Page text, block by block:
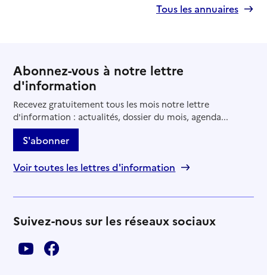
Tous les annuaires
Abonnez-vous à notre lettre
d'information
Recevez gratuitement tous les mois notre lettre
d'information : actualités, dossier du mois, agenda...
S'abonner
Voir toutes les lettres d'information
Suivez-nous sur les réseaux sociaux